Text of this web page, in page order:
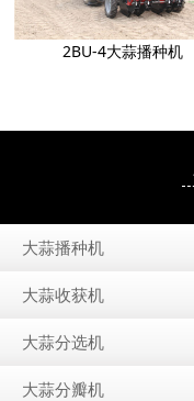
2BU-4大蒜播种机
大蒜播种机
大蒜收获机
大蒜分选机
大蒜分瓣机